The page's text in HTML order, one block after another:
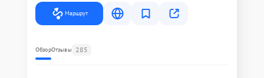
Маршрут
ОбзорОтзывы 285